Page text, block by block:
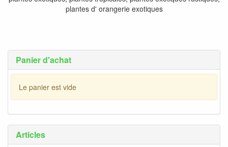
Panier d'achat
Le panier est vide
Articles
plantes d' orangerie exotiques